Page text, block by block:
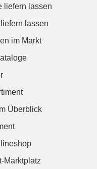
liefern lassen
lassen
im Markt
Überblick
Marktplatz